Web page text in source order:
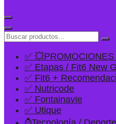
✅
✅ Etapas / Fit6 New
✅ Fit6 +
✅ Nutricode
✅ Fontainavie
✅ Utique